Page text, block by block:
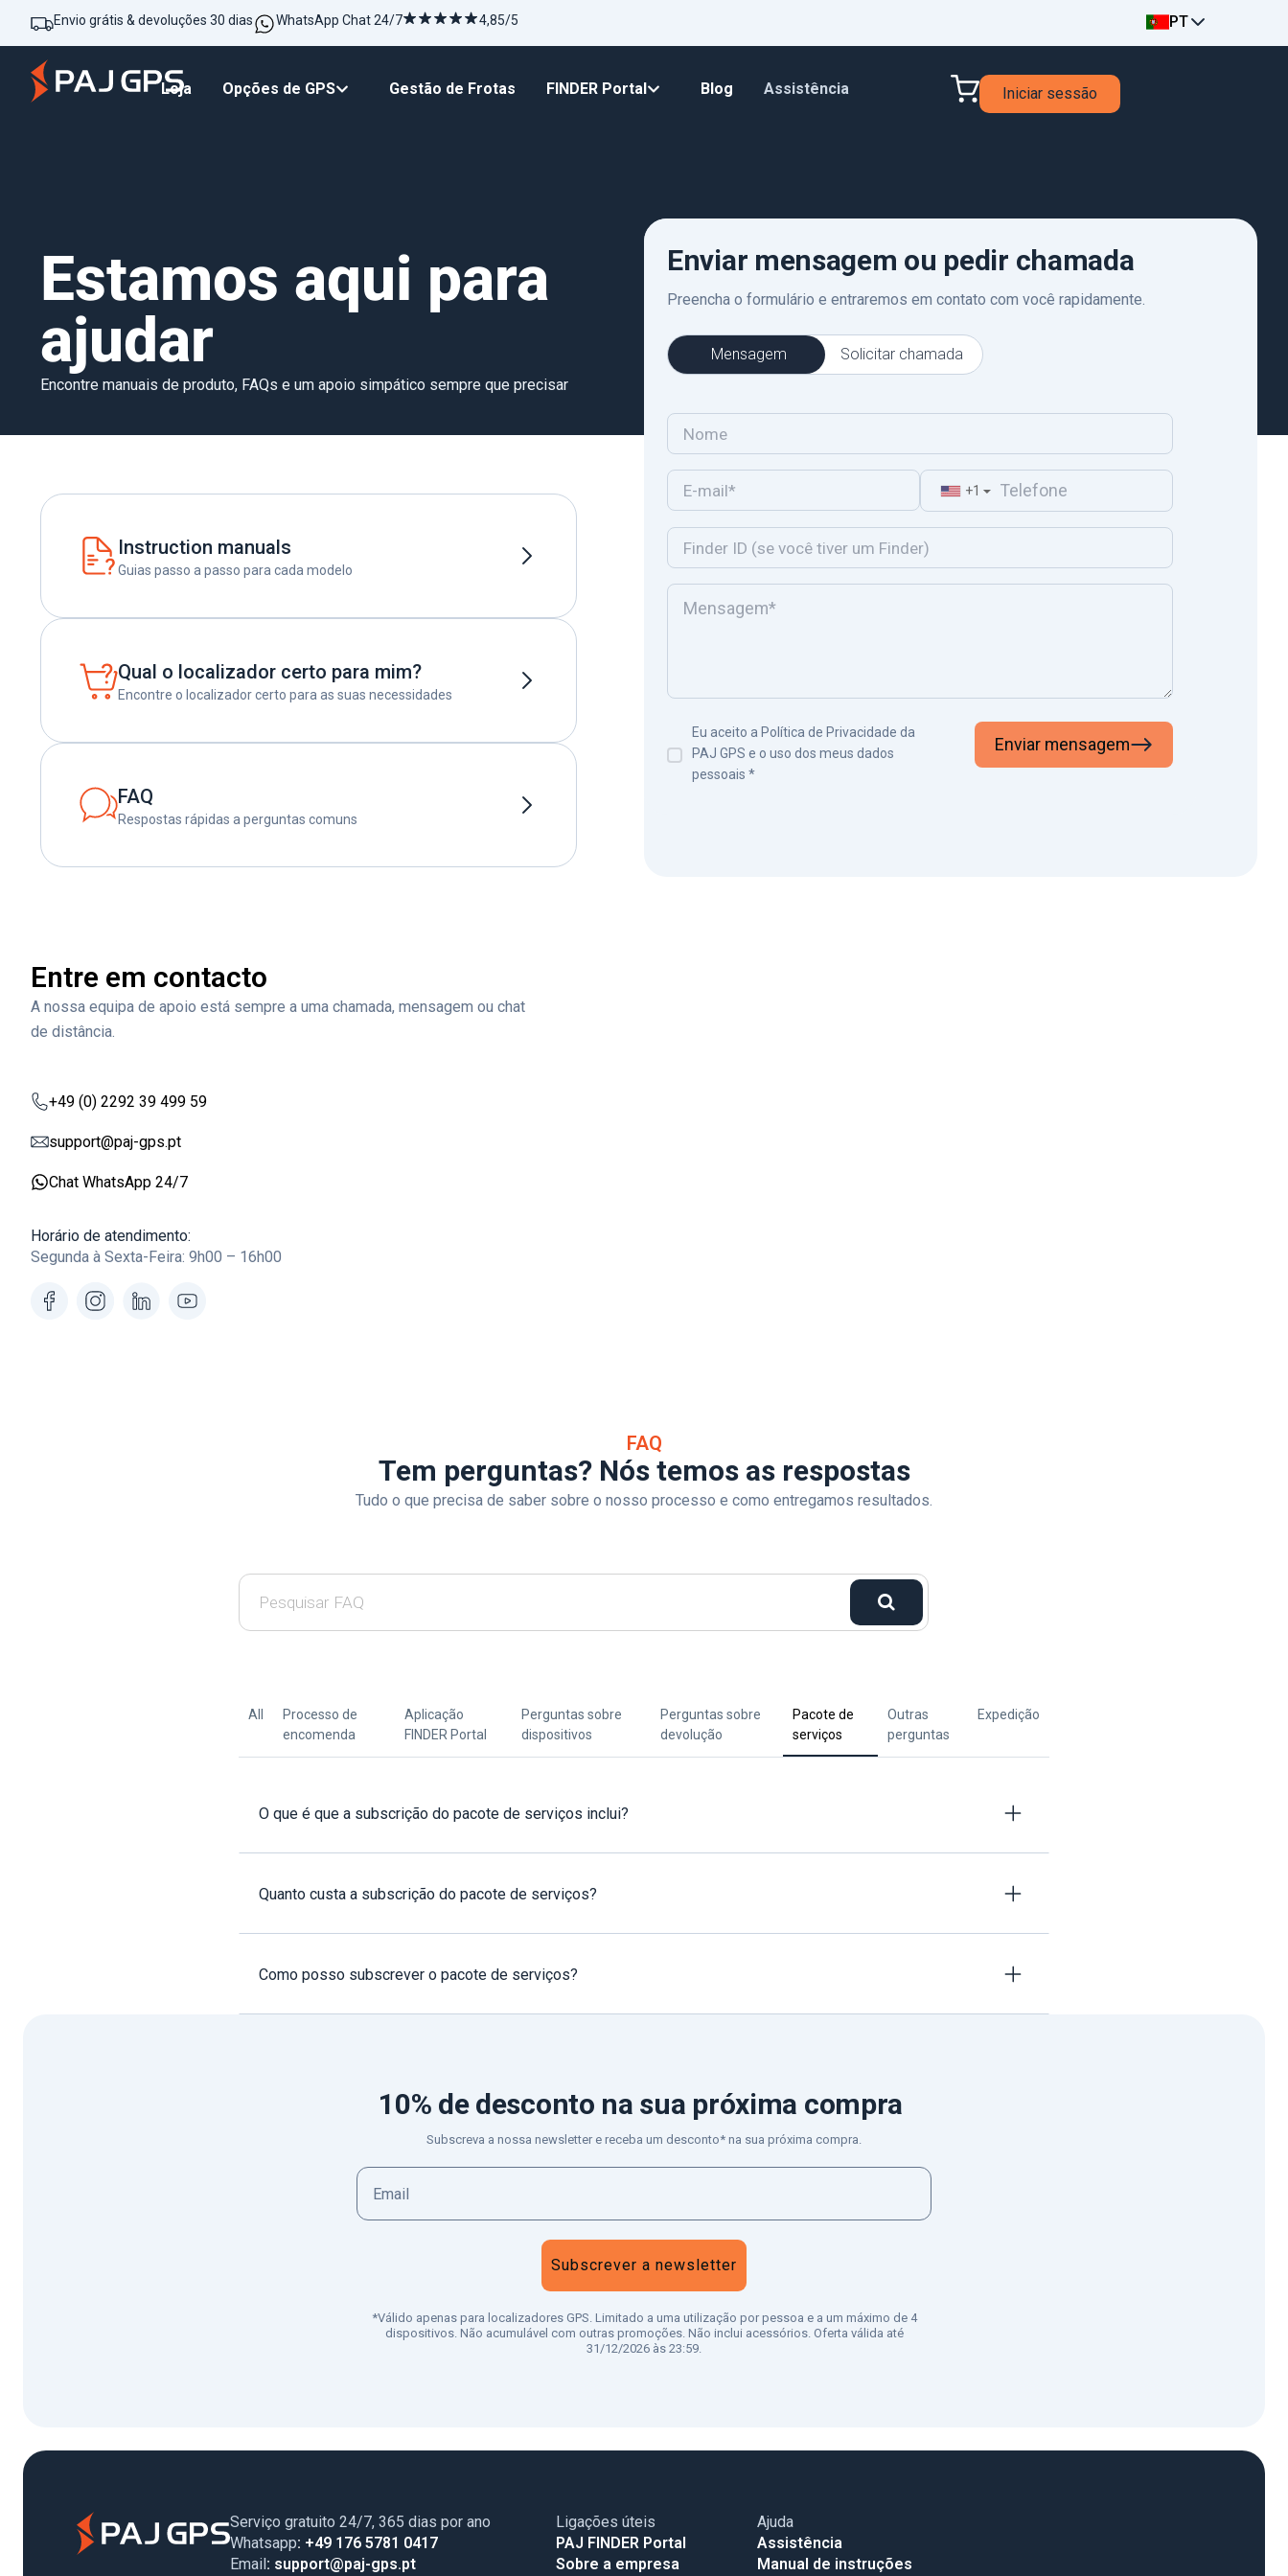
Envio grátis & devoluções 30 dias WhatsApp Chat 24/7 4,85/5 PT
Loja Opções de GPS Gestão de Frotas FINDER Portal Blog Assistência Iniciar sessão
Estamos aqui para
ajudar
Encontre manuais de produto, FAQs e um apoio simpático sempre que precisar
Instruction manuals
Guias passo a passo para cada modelo
Qual o localizador certo para mim?
Encontre o localizador certo para as suas necessidades
FAQ
Respostas rápidas a perguntas comuns
Enviar mensagem ou pedir chamada
Preencha o formulário e entraremos em contato com você rapidamente.
Mensagem Solicitar chamada
+1 ▼
Eu aceito a Política de Privacidade da
PAJ GPS e o uso dos meus dados
pessoais *
Enviar mensagem
Entre em contacto
A nossa equipa de apoio está sempre a uma chamada, mensagem ou chat
de distância.
+49 (0) 2292 39 499 59
support@paj-gps.pt
Chat WhatsApp 24/7
Horário de atendimento:
Segunda à Sexta-Feira: 9h00 – 16h00
FAQ
Tem perguntas? Nós temos as respostas
Tudo o que precisa de saber sobre o nosso processo e como entregamos resultados.
All
Processo de
encomenda
Aplicação
FINDER Portal
Perguntas sobre
dispositivos
Perguntas sobre
devolução
Pacote de
serviços
Outras
perguntas
Expedição
O que é que a subscrição do pacote de serviços inclui?
Quanto custa a subscrição do pacote de serviços?
Como posso subscrever o pacote de serviços?
10% de desconto na sua próxima compra
Subscreva a nossa newsletter e receba um desconto* na sua próxima compra.
Subscrever a newsletter
*Válido apenas para localizadores GPS. Limitado a uma utilização por pessoa e a um máximo de 4
dispositivos. Não acumulável com outras promoções. Não inclui acessórios. Oferta válida até
31/12/2026 às 23:59.
Serviço gratuito 24/7, 365 dias por ano
Whatsapp: +49 176 5781 0417
Email: support@paj-gps.pt
Ligações úteis
PAJ FINDER Portal
Sobre a empresa
Ajuda
Assistência
Manual de instruções